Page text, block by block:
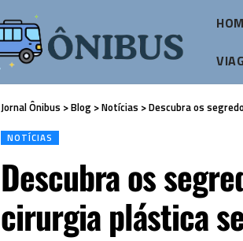
Jornal Ônibus >Blog >Notícias >Descubra os
NOTÍCIAS
Descubra os
cirurgia plástica